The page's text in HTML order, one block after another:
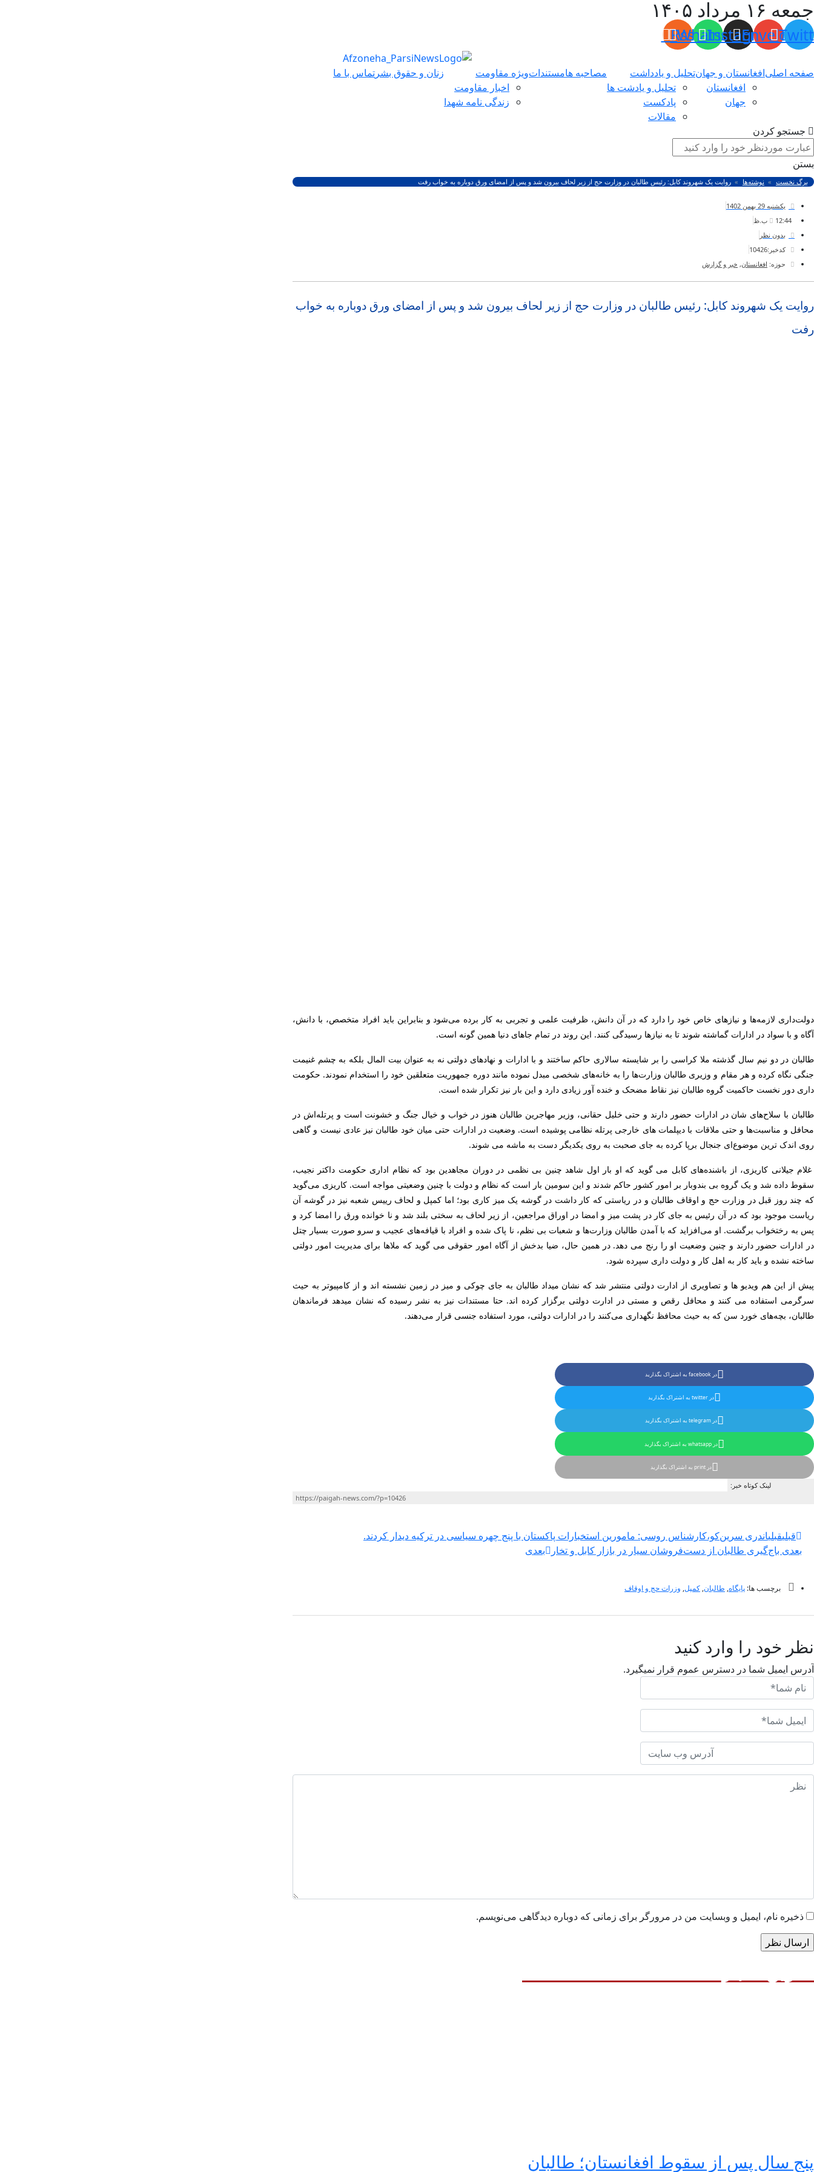
جمعه ۱۶ مرداد ۱۴۰۵
Envelope
Instagram
Whatsapp
Rss
صفحه اصلیافغانستان و جهان
افغانستان
جهان
تحلیل و یادداشت
تحلیل و یادشت ها
پادکست
مقالات
مصاحبه هامستنداتویژه مقاومت
اخبار مقاومت
زندگی نامه شهدا
زنان و حقوق بشر تماس با ما
جستجو کردن
بستن
برگ نخست نوشته‌ها روایت یک شهروند کابل: رئیس طالبان در وزارت حج از زیر لحاف بیرون شد و پس از امضای ورق دوباره به خواب رفت
یکشنبه 29 بهمن 1402
12:44 ب.ظ
بدون نظر
کدخبر:10426
حوزه: افغانستان, خبر و گزارش
روایت یک شهروند کابل: رئیس طالبان در وزارت حج از زیر لحاف بیرون شد و پس از امضای ورق دوباره به خواب
رفت
دولت‌داری لازمه‌ها و نیازهای خاص خود را دارد که در آن دانش، ظرفیت علمی و تجربی به کار برده می‌شود و بنابراین باید افراد متخصص، با دانش،
آگاه و با سواد در ادارات گماشته شوند تا به نیازها رسیدگی کنند. این روند در تمام جاهای دنیا همین گونه است.
طالبان در دو نیم سال گذشته ملا کراسی را بر شایسته سالاری حاکم ساختند و با ادارات و نهادهای دولتی نه به عنوان بیت المال بلکه به چشم غنیمت
جنگی نگاه کرده و هر مقام و وزیری طالبان وزارت‌ها را به خانه‌های شخصی مبدل نموده مانند دوره جمهوریت متعلقین خود را استخدام نمودند. حکومت
داری دور نخست حاکمیت گروه طالبان نیز نقاط مضحک و خنده آور زیادی دارد و این بار نیز تکرار شده است.
طالبان با سلاح‌های شان در ادارات حضور دارند و حتی خلیل حقانی، وزیر مهاجرین طالبان هنوز در خواب و خیال جنگ و خشونت است و پرتله‌اش در
محافل و مناسبت‌ها و حتی ملاقات با دیپلمات های خارجی پرتله نظامی پوشیده است. وضعیت در ادارات حتی میان خود طالبان نیز عادی نیست و گاهی
روی اندک ترین موضوع‌ای جنجال برپا کرده به جای صحبت به روی یکدیگر دست به ماشه می شوند.
غلام جیلانی کاریزی، از باشنده‌های کابل می گوید که او بار اول شاهد چنین بی نظمی در دوران مجاهدین بود که نظام اداری حکومت داکتر نجیب،
سقوط داده شد و یک گروه بی بندوبار بر امور کشور حاکم شدند و این سومین بار است که نظام و دولت با چنین وضعیتی مواجه است. کاریزی می‌گوید
که چند روز قبل در وزارت حج و اوقاف طالبان و در ریاستی که کار داشت در گوشه یک میز کاری بود؛ اما کمپل و لحاف رییس شعبه نیز در گوشه آن
ریاست موجود بود که در آن رئیس به جای کار در پشت میز و امضا در اوراق مراجعین، از زیر لحاف به سختی بلند شد و نا خوانده ورق را امضا کرد و
پس به رختخواب برگشت. او می‌افزاید که با آمدن طالبان وزارت‌ها و شعبات بی نظم، نا پاک شده و افراد با قیافه‌های عجیب و سرو صورت بسیار چتل
در ادارات حضور دارند و چنین وضعیت او را رنج می دهد. در همین حال، ضیا بدخش از آگاه امور حقوقی می گوید که ملاها برای مدیریت امور دولتی
ساخته نشده و باید کار به اهل کار و دولت داری سپرده شود.
پیش از این هم ویدیو ها و تصاویری از ادارت دولتی منتشر شد که نشان میداد طالبان به جای چوکی و میز در زمین نشسته اند و از کامپیوتر به حیث
سرگرمی استفاده می کنند و محافل رقص و مستی در ادارت دولتی برگزار کرده اند. حتا مستندات نیز به نشر رسیده که نشان میدهد فرماندهان
طالبان، بچه‌های خورد سن که به حیث محافظ نگهداری می‌کنند را در ادارات دولتی، مورد استفاده جنسی قرار می‌دهند.
در facebook به اشتراک بگذارید
در twitter به اشتراک بگذارید
در telegram به اشتراک بگذارید
در whatsapp به اشتراک بگذارید
در print به اشتراک بگذارید
لینک کوتاه خبر:
https://paigah-news.com/?p=10426
قبلیقبلیاندری سرین‌کو،کارشناس روسی: مامورین استخبارات پاکستان با پنج چهره سیاسی در ترکیه دیدار کردند.
بعدی باج‌گیری طالبان از دست‌فروشان سیار در بازار کابل و تخار بعدی
برچسب ها: پایگاه, طالبان, کمپل, وزرات حج و اوقاف
نظر خود را وارد کنید
آدرس ایمیل شما در دسترس عموم قرار نمیگیرد.
ذخیره نام، ایمیل و وبسایت من در مرورگر برای زمانی که دوباره دیدگاهی می‌نویسم.
پنج سال پس از سقوط افغانستان؛ طالبان